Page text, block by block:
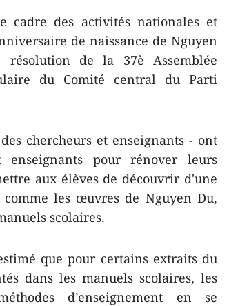
cadre des activités nationales et
de naissance de Nguyen
résolution de la 37è Assemblée
du Comité central du Parti
chercheurs et enseignants - ont
pour rénover leurs
aux élèves de découvrir d'une
les œuvres de Nguyen Du,
scolaires.
que pour certains extraits du
dans les manuels scolaires, les
d’enseignement en se